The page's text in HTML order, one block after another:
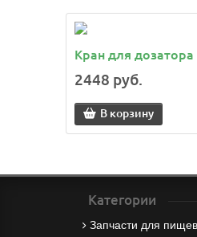
Кран для дозатора
2448 руб.
В корзину
Категории
Запчасти для